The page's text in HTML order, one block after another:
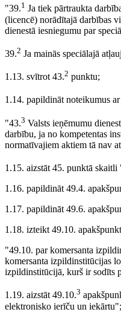
"39.1 Ja tiek pārtraukta
(licencē) norādītajā darbības
dienestā iesniegumu par
39.2 Ja mainās speciālajā
1.13. svītrot 43.2 punktu;
1.14. papildināt noteikumus
"43.3 Valsts ieņēmumu
darbību, ja no kompetentas
normatīvajiem aktiem tā nav
1.15. aizstāt 45. punktā skaitli
1.16. papildināt 49.4.
1.17. papildināt 49.6.
1.18. izteikt 49.10.
"49.10. par komersanta
komersanta izpildinstitūcijas
izpildinstitūcijā, kurš ir sodīts
1.19. aizstāt 49.10.3
elektronisko ierīču un iekārtu";